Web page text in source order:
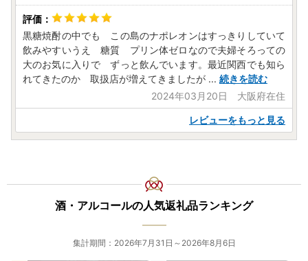
黒糖焼酎の中でも この島のナポレオンはすっきりしていて
飲みやすいうえ 糖質 プリン体ゼロなので夫婦そろっての
大のお気に入りで ずっと飲んでいます。最近関西でも知ら
れてきたのか 取扱店が増えてきましたが ... 続きを読む
2024年03月20日 大阪府在住
レビューをもっと見る
酒・アルコールの人気返礼品ランキング
集計期間：2026年7月31日～2026年8月6日